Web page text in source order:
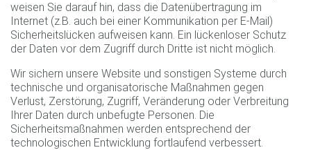
weisen Sie darauf hin, dass die Datenübertragung im
Internet (z.B. auch bei einer Kommunikation per E-Mail)
Sicherheitslücken aufweisen kann. Ein lückenloser Schutz
der Daten vor dem Zugriff durch Dritte ist nicht möglich.
Wir sichern unsere Website und sonstigen Systeme durch
technische und organisatorische Maßnahmen gegen
Verlust, Zerstörung, Zugriff, Veränderung oder Verbreitung
Ihrer Daten durch unbefugte Personen. Die
Sicherheitsmaßnahmen werden entsprechend der
technologischen Entwicklung fortlaufend verbessert.